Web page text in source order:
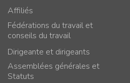
Affiliés
Fédérations du travail et
conseils du travail
Dirigeante et dirigeants
Assemblées générales et
Statuts